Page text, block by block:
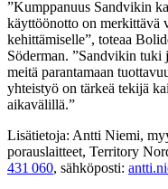
”Kumppanuus Sandvikin
käyttöönotto on merkittävä
kehittämiselle”, toteaa
Söderman. ”Sandvikin tuki
meitä parantamaan
yhteistyö on tärkeä tekijä
aikavälillä.”
Lisätietoja: Antti Niemi,
porauslaitteet, Territory
431 060, sähköposti: